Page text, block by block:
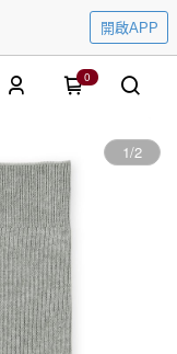
開啟APP
0
1/2